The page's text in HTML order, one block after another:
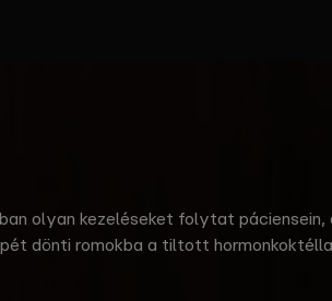
olyan kezeléseket folytat
dönti romokba a tiltott
Dániel Richárd által rendezett